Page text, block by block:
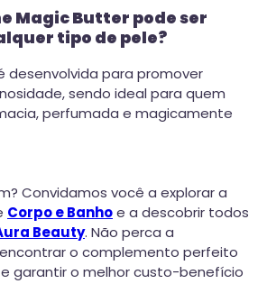
Magic Butter pode ser
tipo de pele?
desenvolvida para promover
sendo ideal para quem
perfumada e magicamente
Convidamos você a explorar a
Corpo e Banhoe a descobrir todos
Beauty. Não perca a
o complemento perfeito
garantir o melhor custo-benefício